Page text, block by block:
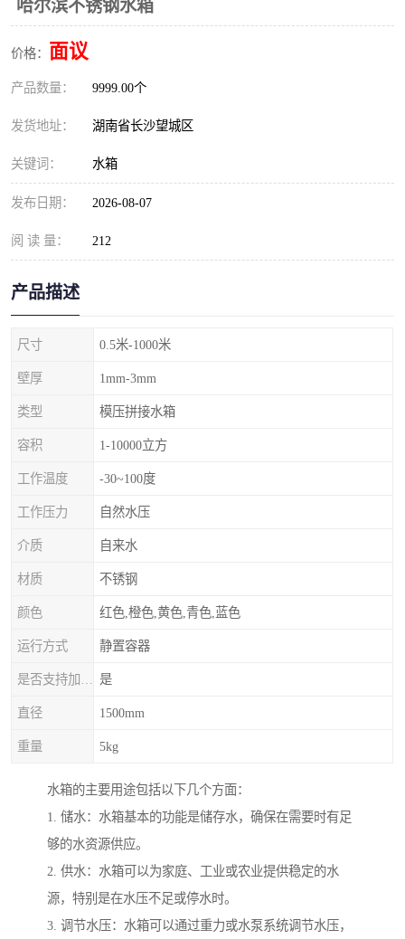
哈尔滨不锈钢水箱
价格： 面议
产品数量： 9999.00个
发货地址： 湖南省长沙望城区
关键词： 水箱
发布日期： 2026-08-07
阅 读 量： 212
产品描述
尺寸 0.5米-1000米
壁厚 1mm-3mm
类型 模压拼接水箱
容积 1-10000立方
工作温度 -30~100度
工作压力 自然水压
介质 自来水
材质 不锈钢
颜色 红色,橙色,黄色,青色,蓝色
运行方式 静置容器
是
直径 1500mm
重量 5kg
水箱的主要用途包括以下几个方面：
1. 储水：水箱基本的功能是储存水，确保在需要时有足
够的水资源供应。
2. 供水：水箱可以为家庭、工业或农业提供稳定的水
源，特别是在水压不足或停水时。
3. 调节水压：水箱可以通过重力或水泵系统调节水压，